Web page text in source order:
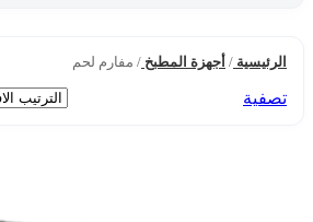
الرئيسية / أجهزة المطبخ / مفارم لحم
تصفية